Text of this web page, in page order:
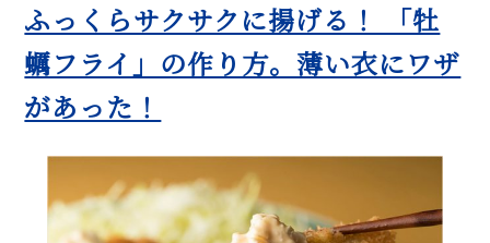
ふっくらサクサクに揚げる！ 「牡
蠣フライ」の作り方。薄い衣にワザ
があった！
【まとめ】9月の旬レシピを
WEB FOODIE編集部がおすす
め！